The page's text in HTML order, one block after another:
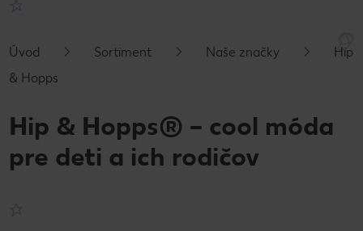
Úvod Sortiment Naše značky
Hip
& Hopps
Hip & Hopps® – cool móda
pre deti a ich rodičov